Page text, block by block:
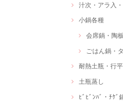
汁次・アラ入
小鍋各種
会席鍋・陶
ごはん鍋・
耐熱土瓶・行平
土瓶蒸し
ﾋﾞﾋﾞﾝﾊﾞ・ﾁｹﾞ